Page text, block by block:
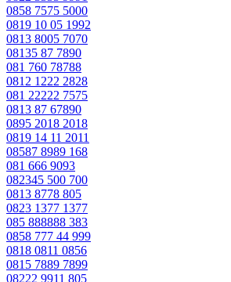
0858 7575 5000
0819 10 05 1992
0813 8005 7070
08135 87 7890
081 760 78788
0812 1222 2828
081 22222 7575
0813 87 67890
0895 2018 2018
0819 14 11 2011
08587 8989 168
081 666 9093
082345 500 700
0813 8778 805
0823 1377 1377
085 888888 383
0858 777 44 999
0818 0811 0856
0815 7889 7899
08222 9911 805